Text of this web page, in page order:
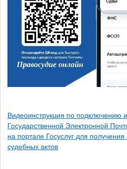
Видеоинструкция по подключению
Государственной Электронной
на портале Госуслуг для
судебных актов